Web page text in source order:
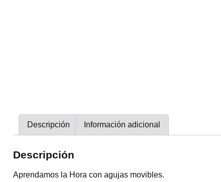
Descripción Información adicional
Descripción
Aprendamos la Hora con agujas movibles.